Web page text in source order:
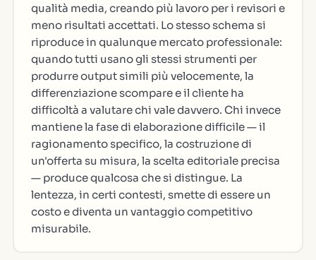
qualità media, creando più lavoro per i revisori e
meno risultati accettati. Lo stesso schema si
riproduce in qualunque mercato professionale:
quando tutti usano gli stessi strumenti per
produrre output simili più velocemente, la
differenziazione scompare e il cliente ha
difficoltà a valutare chi vale davvero. Chi invece
mantiene la fase di elaborazione difficile — il
ragionamento specifico, la costruzione di
un'offerta su misura, la scelta editoriale precisa
— produce qualcosa che si distingue. La
lentezza, in certi contesti, smette di essere un
costo e diventa un vantaggio competitivo
misurabile.